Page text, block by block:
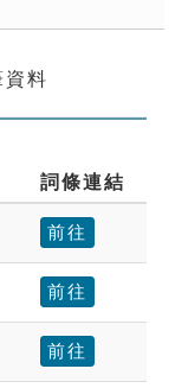
料
詞條連結
前往
前往
前往